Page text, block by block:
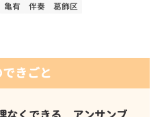
亀有 伴奏 葛飾区
きごと